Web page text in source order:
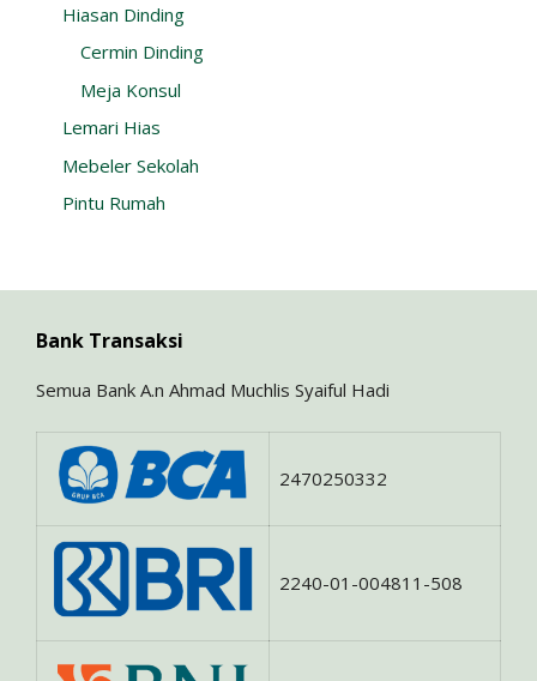
Hiasan Dinding
Cermin Dinding
Meja Konsul
Lemari Hias
Mebeler Sekolah
Pintu Rumah
Bank Transaksi
Semua Bank A.n Ahmad Muchlis Syaiful Hadi
2470250332
2240-01-004811-508